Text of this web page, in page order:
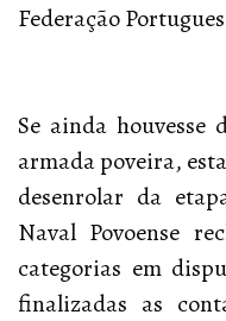
Federação
Se ainda houvesse
armada poveira,
desenrolar da
Naval Povoense
categorias em
finalizadas as